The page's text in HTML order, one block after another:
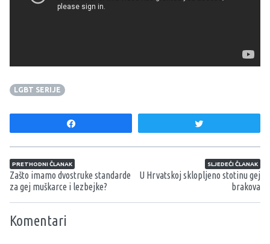
LGBT SERIJE
Navigacija članaka
PRETHODNI ČLANAK
Zašto imamo dvostruke standarde
za gej muškarce i lezbejke?
SLJEDEĆI ČLANAK
U Hrvatskoj sklopljeno stotinu gej
brakova
Komentari